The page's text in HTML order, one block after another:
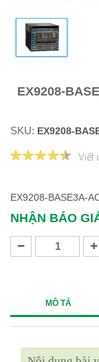
EX9208-
SKU: EX9208-
Viết
EX9208-BASE3A-
NHẬN BÁO
MÔ TẢ